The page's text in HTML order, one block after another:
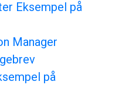
Eksempel på
Manager
på